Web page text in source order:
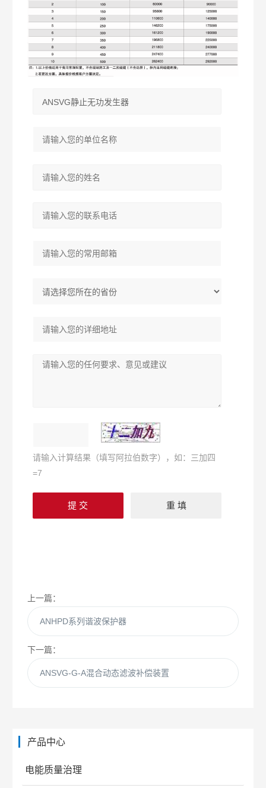
请输入计算结果（填写阿拉伯数字），如：三加四
=7
上一篇：
ANHPD系列谐波保护器
下一篇：
ANSVG-G-A混合动态滤波补偿装置
产品中心
电能质量治理